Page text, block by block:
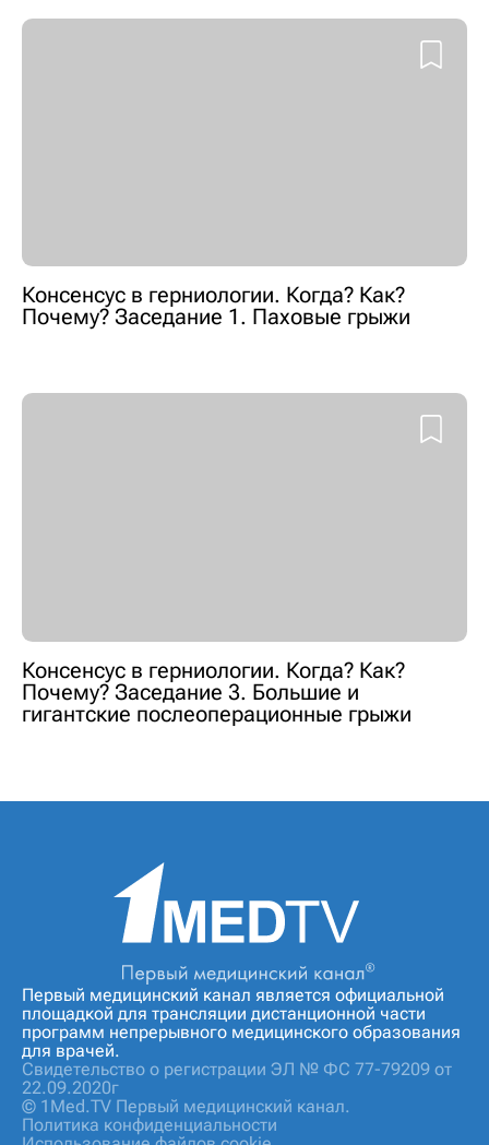
Консенсус в герниологии. Когда? Как?
Почему? Заседание 1. Паховые грыжи
Консенсус в герниологии. Когда? Как?
Почему? Заседание 3. Большие и
гигантские послеоперационные грыжи
Первый медицинский канал является официальной
площадкой для трансляции дистанционной части
программ непрерывного медицинского образования
для врачей.
Свидетельство о регистрации ЭЛ № ФС 77-79209 от
22.09.2020г
© 1Med.TV Первый медицинский канал.
Политика конфиденциальности